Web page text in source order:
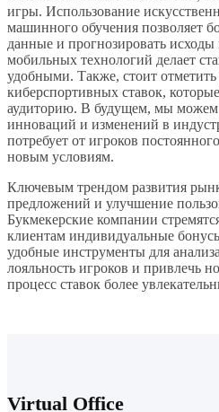
игры. Использование
машинного обучения позволяет
данные и прогнозировать исходы
мобильных технологий делает
удобными. Также, стоит
киберспортивных ставок,
аудиторию. В будущем, мы
инноваций и изменений в
потребует от игроков
новым условиям.
Ключевым трендом развития
предложений и улучшение
Букмекерские компании
клиентам индивидуальные
удобные инструменты для
лояльность игроков и привлечь
процесс ставок более
Virtual Office